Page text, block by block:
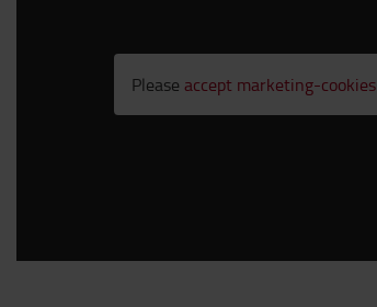
Please accept marketing-cookies